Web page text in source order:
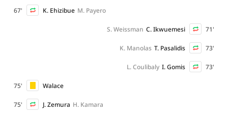
67' K. Ehizibue M. Payero
71'
C. Ikwuemesi
S. Weissman
73'
T. Pasalidis
K. Manolas
73'
I. Gomis
L. Coulibaly
75' Walace
75' J. Zemura H. Kamara